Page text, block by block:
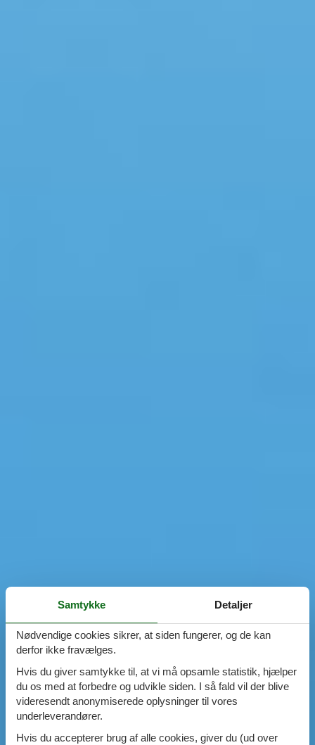
Samtykke Detaljer
Nødvendige cookies sikrer, at siden fungerer, og de kan
derfor ikke fravælges.
Hvis du giver samtykke til, at vi må opsamle statistik, hjælper
du os med at forbedre og udvikle siden. I så fald vil der blive
videresendt anonymiserede oplysninger til vores
underleverandører.
Hvis du accepterer brug af alle cookies, giver du (ud over